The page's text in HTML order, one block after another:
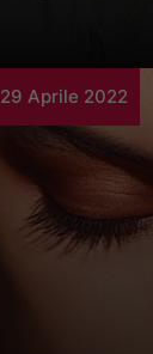
29 Aprile 2022